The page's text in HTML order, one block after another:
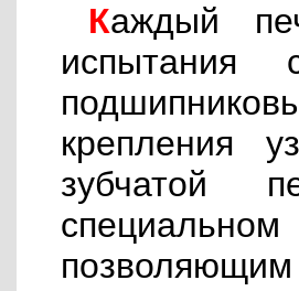
Каждый печатный модуль проходит механические
испытания
крепления
зубчатой
позволяющим